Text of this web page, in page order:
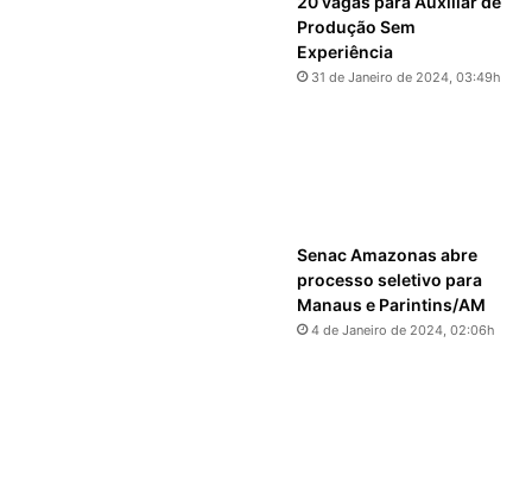
Produção Sem
Experiência
31 de Janeiro de 2024, 03:49h
Senac Amazonas abre
processo seletivo para
Manaus e Parintins/AM
4 de Janeiro de 2024, 02:06h